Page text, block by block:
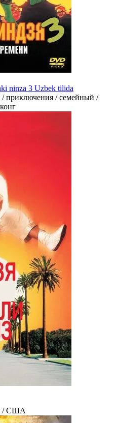
ninza 3 Uzbek tilida
/ приключения / семейный /
/ США